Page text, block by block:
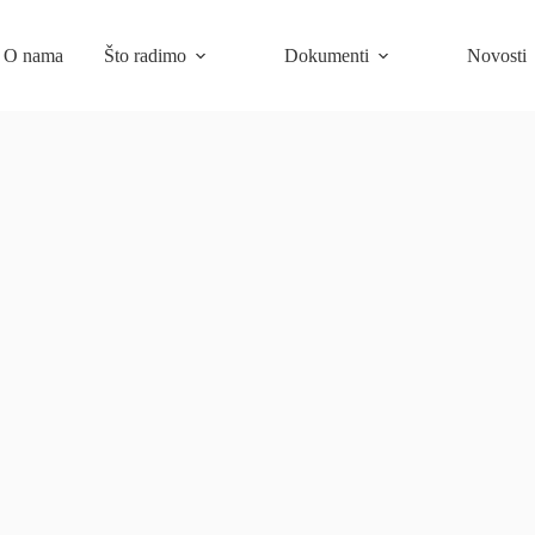
O nama Što radimo Dokumenti Novosti